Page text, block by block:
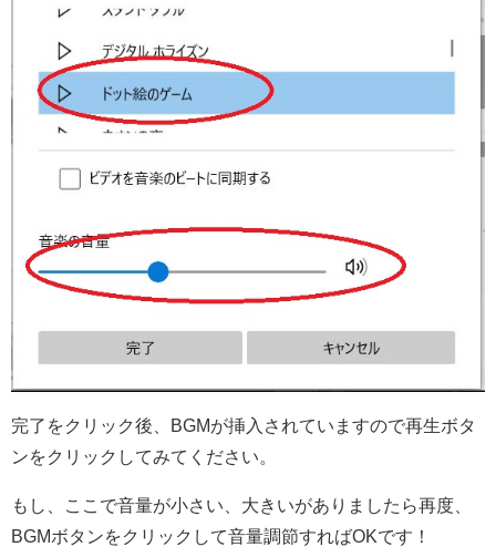
完了をクリック後、BGMが挿入されていますので再生ボタ
ンをクリックしてみてください。
もし、ここで音量が小さい、大きいがありましたら再度、
BGMボタンをクリックして音量調節すればOKです！